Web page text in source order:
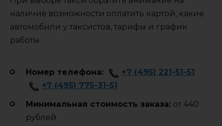
наличие возможности оплатить картой, какие
автомобили у таксистов, тарифы и график
работы.
Номер телефона:
+7 (495) 221-51-51
+7 (495) 775-31-51
Минимальная стоимость заказа: от 440
рублей